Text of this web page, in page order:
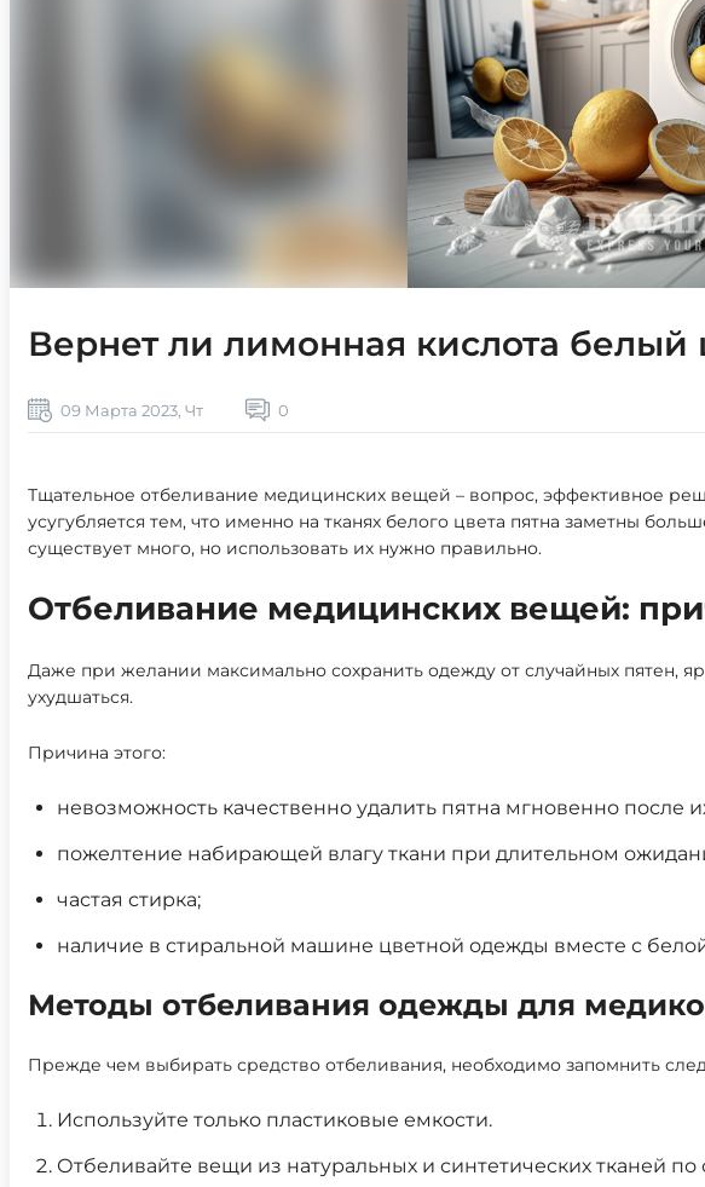
Вернет ли лимонная кислота белый
09 Марта 2023, Чт 0
Тщательное отбеливание медицинских вещей – вопрос, эффективное
усугубляется тем, что именно на тканях белого цвета пятна заметны
существует много, но использовать их нужно правильно.
Отбеливание медицинских вещей:
Даже при желании максимально сохранить одежду от случайных пятен,
ухудшаться.
Причина этого:
невозможность качественно удалить пятна мгновенно после
пожелтение набирающей влагу ткани при длительном
частая стирка;
наличие в стиральной машине цветной одежды вместе с
Методы отбеливания одежды для
Прежде чем выбирать средство отбеливания, необходимо запомнить
Используйте только пластиковые емкости.
Отбеливайте вещи из натуральных и синтетических тканей по